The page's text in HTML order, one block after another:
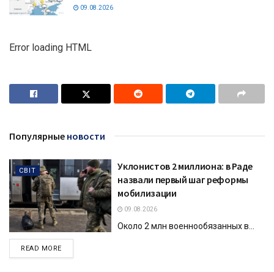
09.08.2026
Error loading HTML
Популярные новости
СВІТ
Уклонистов 2 миллиона: в Раде
назвали первый шаг реформы
мобилизации
09.08.2026
Около 2 млн военнообязанных в...
READ MOREDETAILS